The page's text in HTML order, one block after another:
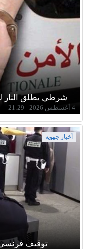
شرطي يطلق النار
4 أغسطس 2026 - 21:29
أخبار جهوية
توقيف